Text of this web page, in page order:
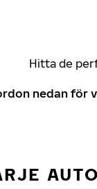
Hitta de
nedan för